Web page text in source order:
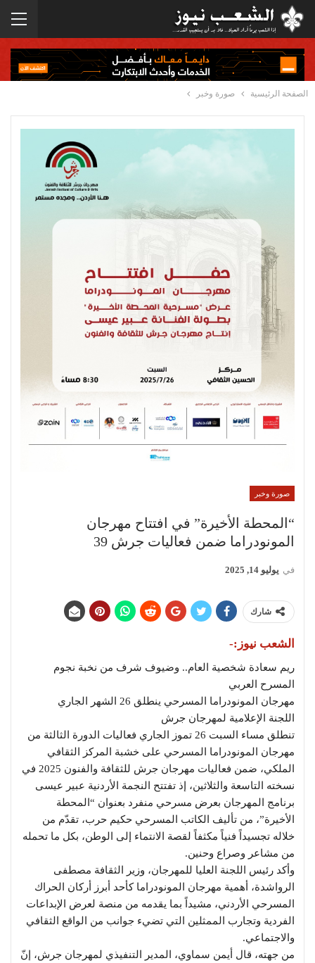
الصفحة الرئيسية صورة وخبر
صورة وخبر
“المحطة الأخيرة” في افتتاح مهرجان
المونودراما ضمن فعاليات جرش 39
في يوليو 14, 2025
شارك
الشعب نيوز:-
ريم سعادة شخصية العام.. وضيوف شرف من نخبة نجوم
المسرح العربي
مهرجان المونودراما المسرحي ينطلق 26 الشهر الجاري
اللجنة الإعلامية لمهرجان جرش
تنطلق مساء السبت 26 تموز الجاري فعاليات الدورة الثالثة من
مهرجان المونودراما المسرحي على خشبة المركز الثقافي
الملكي، ضمن فعاليات مهرجان جرش للثقافة والفنون 2025 في
نسخته التاسعة والثلاثين، إذ تفتتح النجمة الأردنية عبير عيسى
برنامج المهرجان بعرض مسرحي منفرد بعنوان “المحطة
الأخيرة”، من تأليف الكاتب المسرحي حكيم حرب، تقدّم من
خلاله تجسيداً فنياً مكثفاً لقصة الانتماء إلى الوطن، بكل ما تحمله
من مشاعر وصراع وحنين.
وأكد رئيس اللجنة العليا للمهرجان، وزير الثقافة مصطفى
الرواشدة، أهمية مهرجان المونودراما كأحد أبرز أركان الحراك
المسرحي الأردني، مشيداً بما يقدمه من منصة لعرض الإبداعات
الفردية وتجارب الممثلين التي تضيء جوانب من الواقع الثقافي
والاجتماعي.
من جهته، قال أيمن سماوي، المدير التنفيذي لمهرجان جرش، إنّ